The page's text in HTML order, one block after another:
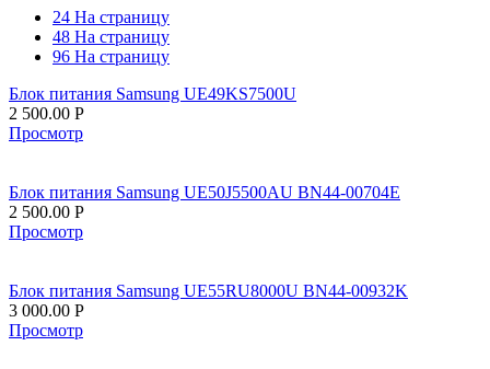
24 На страницу
48 На страницу
96 На страницу
Блок питания Samsung UE49KS7500U
2 500.00 Р
Просмотр
Блок питания Samsung UE50J5500AU BN44-00704E
2 500.00 Р
Просмотр
Блок питания Samsung UE55RU8000U BN44-00932K
3 000.00 Р
Просмотр